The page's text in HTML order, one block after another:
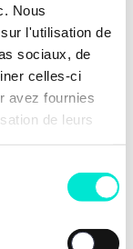
Nous
l'utilisation de
sociaux, de
celles-ci
avez fournies
de leurs
en
prétendre
sont
dans le